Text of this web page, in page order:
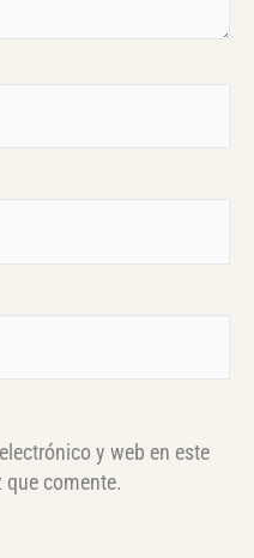
y web en este
comente.